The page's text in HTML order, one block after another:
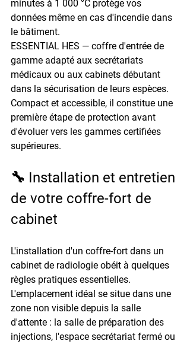
minutes à 1 000 °C protège vos
données même en cas d'incendie dans
le bâtiment.
ESSENTIAL HES — coffre d'entrée de
gamme adapté aux secrétariats
médicaux ou aux cabinets débutant
dans la sécurisation de leurs espèces.
Compact et accessible, il constitue une
première étape de protection avant
d'évoluer vers les gammes certifiées
supérieures.
🔧 Installation et entretien
de votre coffre-fort de
cabinet
L'installation d'un coffre-fort dans un
cabinet de radiologie obéit à quelques
règles pratiques essentielles.
L'emplacement idéal se situe dans une
zone non visible depuis la salle
d'attente : la salle de préparation des
injections, l'espace secrétariat fermé ou